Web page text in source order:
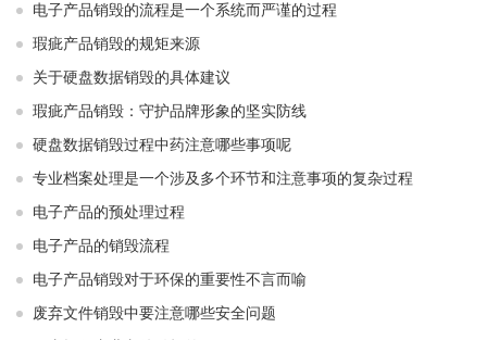
电子产品销毁的流程是一个系统而严谨的过程
瑕疵产品销毁的规矩来源
关于硬盘数据销毁的具体建议
瑕疵产品销毁：守护品牌形象的坚实防线
硬盘数据销毁过程中药注意哪些事项呢
专业档案处理是一个涉及多个环节和注意事项的复杂过程
电子产品的预处理过程
电子产品的销毁流程
电子产品销毁对于环保的重要性不言而喻
废弃文件销毁中要注意哪些安全问题